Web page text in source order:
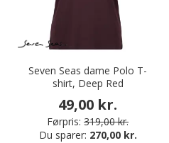
Seven Seas dame Polo T-
shirt, Deep Red
49,00 kr.
Førpris: 319,00 kr.
Du sparer: 270,00 kr.